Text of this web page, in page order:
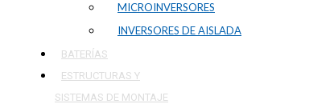
MICROINVERSORES
INVERSORES DE AISLADA
BATERÍAS
ESTRUCTURAS Y
SISTEMAS DE MONTAJE